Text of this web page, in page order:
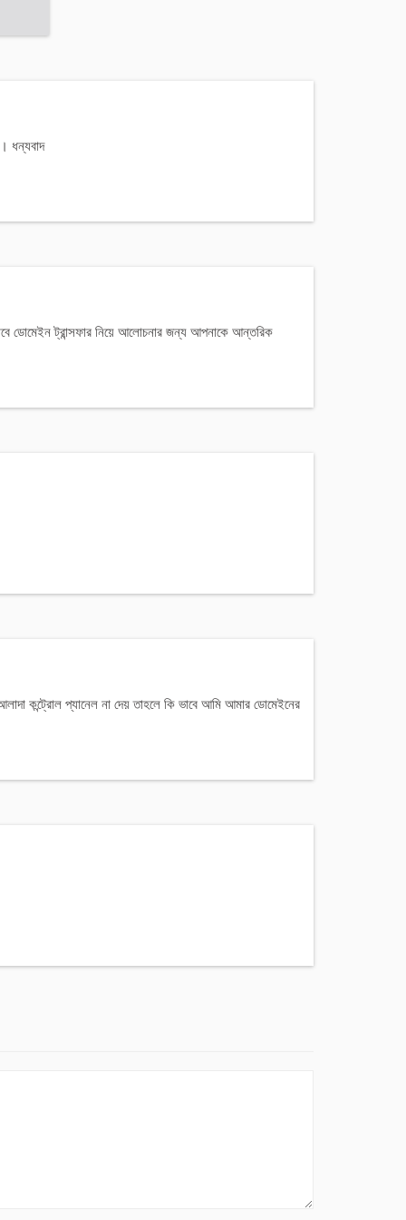
ধন্যবাদ
ডোমেইন ট্রান্সফার নিয়ে আলোচনার জন্য আপনাকে আন্তরিক
কন্ট্রোল প্যানেল না দেয় তাহলে কি ভাবে আমি আমার ডোমেইনের